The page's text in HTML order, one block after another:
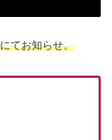
にてお知らせ。